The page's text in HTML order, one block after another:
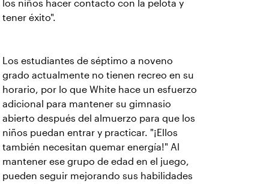
los niños hacer contacto con la pelota y
tener éxito".
Los estudiantes de séptimo a noveno
grado actualmente no tienen recreo en su
horario, por lo que White hace un esfuerzo
adicional para mantener su gimnasio
abierto después del almuerzo para que los
niños puedan entrar y practicar. "¡Ellos
también necesitan quemar energía!" Al
mantener ese grupo de edad en el juego,
pueden seguir mejorando sus habilidades